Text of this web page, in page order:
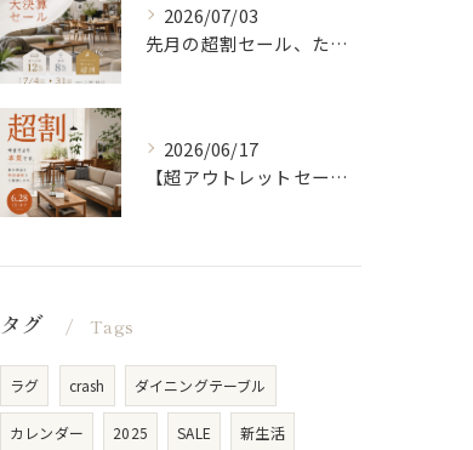
2026/07/03
先月の超割セール、たくさんの方に来ていただきありがとうござい...
2026/06/17
【超アウトレットセール】 「超割」
タグ Tags
ラグ crash ダイニングテーブル
カレンダー 2025 SALE 新生活